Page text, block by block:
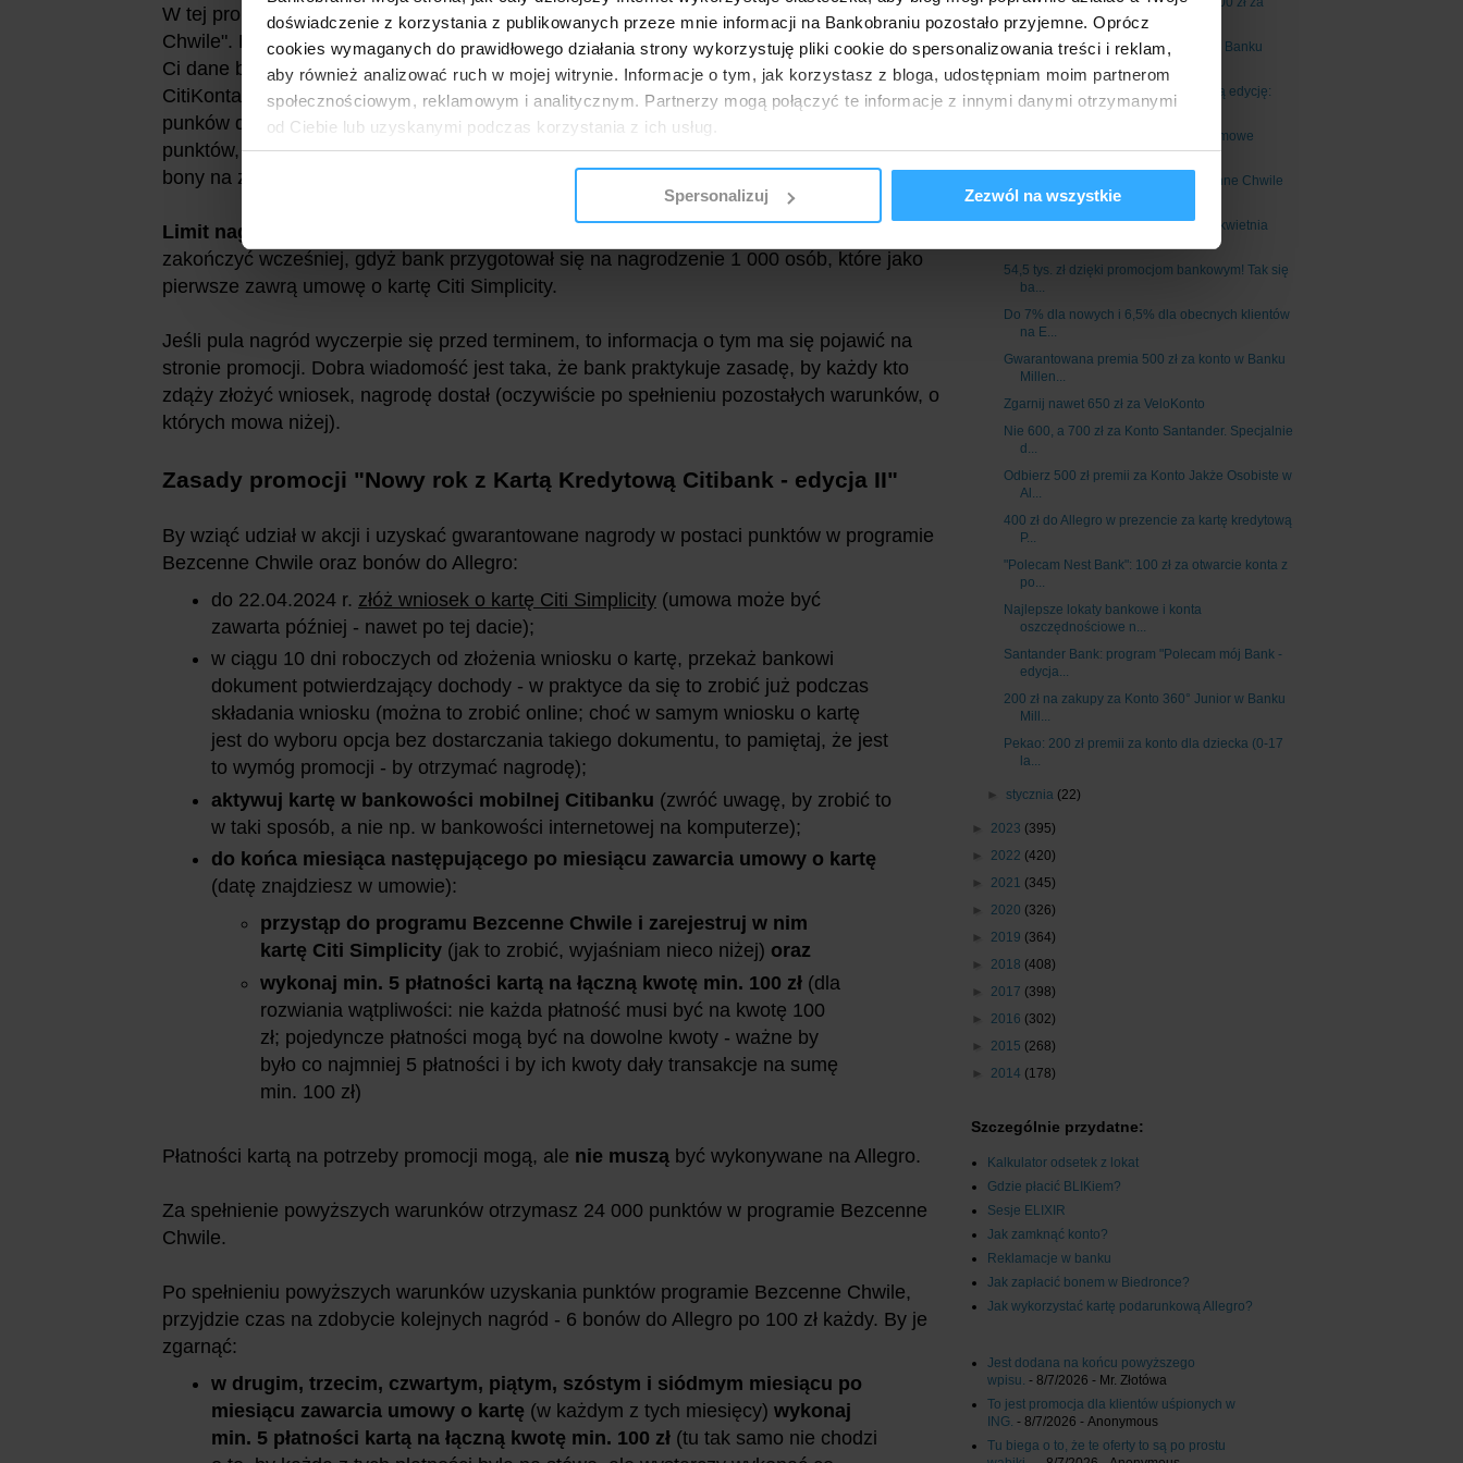
doświadczenie z korzystania z publikowanych przeze mnie informacji na Bankobraniu pozostało przyjemne. Oprócz
cookies wymaganych do prawidłowego działania strony wykorzystuję pliki cookie do spersonalizowania treści i reklam,
aby również analizować ruch w mojej witrynie. Informacje o tym, jak korzystasz z bloga, udostępniam moim partnerom
społecznościowym, reklamowym i analitycznym. Partnerzy mogą połączyć te informacje z innymi danymi otrzymanymi
od Ciebie lub uzyskanymi podczas korzystania z ich usług.
Spersonalizuj Zezwól na wszystkie
W tej promocji nie ma wykluczeń, jeśli chodzi o uczestników programu "Bezcenne
Chwile". Nawet gdy bierzesz w nim udział np. z kartą wydaną przez inny bank albo było
Ci dane brać udział z inną kartą kredytową Citibanku lub choćby teraz z kartą wydaną do
CitiKonta, to z niniejszej promocji z kartą kredytową również możesz skorzystać i 24 000
punków dostaniesz. Zważywszy, że bon na zakupy o wartości 100 zł "kosztuje" 8 000
punktów, można przeliczyć, że powyższa suma punktów przełoży się na nagrody - np.
bony na zakupy - o wartości 300 zł.
Limit nagród.
zakończyć wcześniej, gdyż bank przygotował się na nagrodzenie 1 000 osób, które jako
pierwsze zawrą umowę o kartę Citi Simplicity.
Jeśli pula nagród wyczerpie się przed terminem, to informacja o tym ma się pojawić na
stronie promocji. Dobra wiadomość jest taka, że bank praktykuje zasadę, by każdy kto
zdąży złożyć wniosek, nagrodę dostał (oczywiście po spełnieniu pozostałych warunków, o
których mowa niżej).
Zasady promocji "Nowy rok z Kartą Kredytową Citibank - edycja II"
By wziąć udział w akcji i uzyskać gwarantowane nagrody w postaci punktów w programie
Bezcenne Chwile oraz bonów do Allegro:
do 22.04.2024 r. złóż wniosek o kartę Citi Simplicity (umowa może być
zawarta później - nawet po tej dacie);
w ciągu 10 dni roboczych od złożenia wniosku o kartę, przekaż bankowi
dokument potwierdzający dochody - w praktyce da się to zrobić już podczas
składania wniosku (można to zrobić online; choć w samym wniosku o kartę
jest do wyboru opcja bez dostarczania takiego dokumentu, to pamiętaj, że jest
to wymóg promocji - by otrzymać nagrodę);
aktywuj kartę w bankowości mobilnej Citibanku (zwróć uwagę, by zrobić to
w taki sposób, a nie np. w bankowości internetowej na komputerze);
do końca miesiąca następującego po miesiącu zawarcia umowy o kartę
(datę znajdziesz w umowie):
przystąp do programu Bezcenne Chwile i zarejestruj w nim
kartę Citi Simplicity (jak to zrobić, wyjaśniam nieco niżej) oraz
wykonaj min. 5 płatności kartą na łączną kwotę min. 100 zł (dla
rozwiania wątpliwości: nie każda płatność musi być na kwotę 100
zł; pojedyncze płatności mogą być na dowolne kwoty - ważne by
było co najmniej 5 płatności i by ich kwoty dały transakcje na sumę
min. 100 zł)
Płatności kartą na potrzeby promocji mogą, ale nie muszą być wykonywane na Allegro.
Za spełnienie powyższych warunków otrzymasz 24 000 punktów w programie Bezcenne
Chwile.
Po spełnieniu powyższych warunków uzyskania punktów programie Bezcenne Chwile,
przyjdzie czas na zdobycie kolejnych nagród - 6 bonów do Allegro po 100 zł każdy. By je
zgarnąć:
w drugim, trzecim, czwartym, piątym, szóstym i siódmym miesiącu po
miesiącu zawarcia umowy o kartę (w każdym z tych miesięcy) wykonaj
min. 5 płatności kartą na łączną kwotę min. 100 zł (tu tak samo nie chodzi
aktyw...
Promocja dla obecnych klientów ING Banku
Szybko poszło! Citibank odpala nową edycję:
7,1% n...
Zgarnij 500 zł za bezwarunkowo darmowe
BIZnest Kon...
24 000 punktów w programie Bezcenne Chwile
dla otw...
mBank: zmiana opłat i prowizji od 3. kwietnia
54,5 tys. zł dzięki promocjom bankowym! Tak się
ba...
Do 7% dla nowych i 6,5% dla obecnych klientów
na E...
Gwarantowana premia 500 zł za konto w Banku
Millen...
Zgarnij nawet 650 zł za VeloKonto
Nie 600, a 700 zł za Konto Santander. Specjalnie
d...
Odbierz 500 zł premii za Konto Jakże Osobiste w
Al...
400 zł do Allegro w prezencie za kartę kredytową
P...
"Polecam Nest Bank": 100 zł za otwarcie konta z
po...
Najlepsze lokaty bankowe i konta
oszczędnościowe n...
Santander Bank: program "Polecam mój Bank -
edycja...
200 zł na zakupy za Konto 360° Junior w Banku
Mill...
Pekao: 200 zł premii za konto dla dziecka (0-17
la...
► stycznia (22)
► 2023 (395)
► 2022 (420)
► 2021 (345)
► 2020 (326)
► 2019 (364)
► 2018 (408)
► 2017 (398)
► 2016 (302)
► 2015 (268)
► 2014 (178)
Szczególnie przydatne:
Kalkulator odsetek z lokat
Gdzie płacić BLIKiem?
Sesje ELIXIR
Jak zamknąć konto?
Reklamacje w banku
Jak zapłacić bonem w Biedronce?
Jak wykorzystać kartę podarunkową Allegro?
Jest dodana na końcu powyższego
wpisu. - 8/7/2026 - Mr. Złotówa
To jest promocja dla klientów uśpionych w
ING. - 8/7/2026 - Anonymous
Tu biega o to, że te oferty to są po prostu